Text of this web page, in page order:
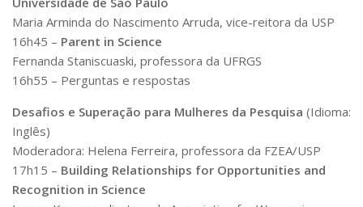
Maria Arminda do Nascimento Arruda, vice-reitora da USP
16h45 – Parent in Science
Fernanda Staniscuaski, professora da UFRGS
16h55 – Perguntas e respostas
Desafios e Superação para Mulheres da Pesquisa (Idioma:
Inglês)
Moderadora: Helena Ferreira, professora da FZEA/USP
17h15 – Building Relationships for Opportunities and
Recognition in Science